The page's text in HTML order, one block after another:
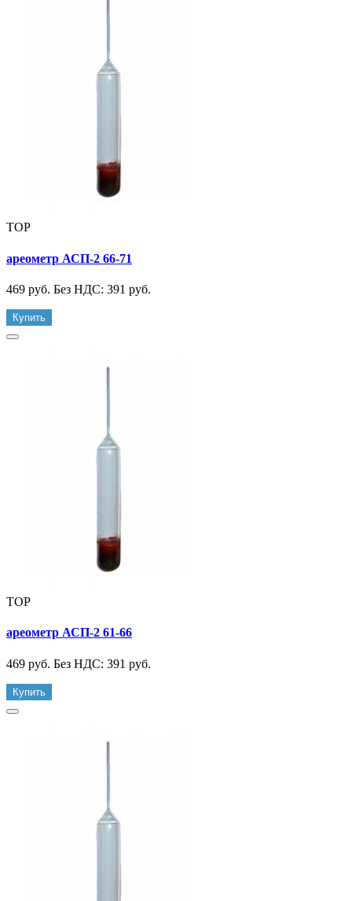
TOP
ареометр АСП-2 66-71
469 руб. Без НДС: 391 руб.
Купить
TOP
ареометр АСП-2 61-66
469 руб. Без НДС: 391 руб.
Купить